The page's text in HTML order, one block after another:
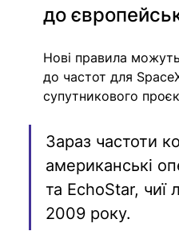
до
Нові правила
до частот для
супутникового
Зараз частоти
американські
та EchoStar, чиї
2009 року.